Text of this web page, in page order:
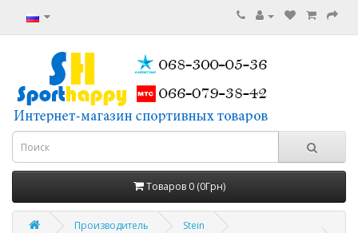
Товаров 0 (0Грн)
Производитель
Stein